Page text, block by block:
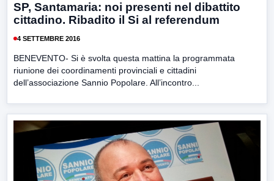
SP, Santamaria: noi presenti nel dibattito
cittadino. Ribadito il Si al referendum
4 SETTEMBRE 2016
BENEVENTO- Si è svolta questa mattina la programmata
riunione dei coordinamenti provinciali e cittadini
dell’associazione Sannio Popolare. All’incontro...